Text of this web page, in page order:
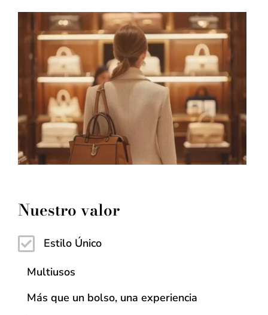
Nuestro valor
Estilo Único
Multiusos
Más que un bolso, una experiencia